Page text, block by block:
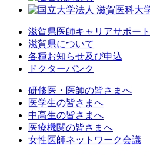
滋賀県医師キャリアサポー
滋賀県について
各種お知らせ及び申込
ドクターバンク
研修医・医師の皆さまへ
医学生の皆さまへ
中高生の皆さまへ
医療機関の皆さまへ
女性医師ネットワーク会議